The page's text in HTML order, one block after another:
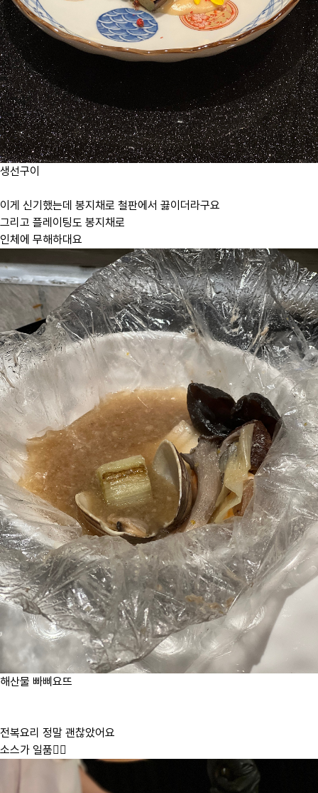
생선구이
이게 신기했는데 봉지채로 철판에서 끓이더라구요
그리고 플레이팅도 봉지채로
인체에 무해하대요
해산물 빠삐요뜨
전복요리 정말 괜찮았어요
소스가 일품👍🏻